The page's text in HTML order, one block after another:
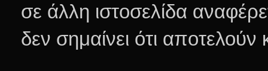
σε άλλη ιστοσελίδα
δεν σημαίνει ότι